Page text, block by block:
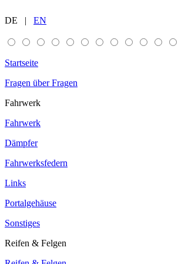
DE | EN
Startseite
Fragen über Fragen
Fahrwerk
Fahrwerk
Dämpfer
Fahrwerksfedern
Links
Portalgehäuse
Sonstiges
Reifen & Felgen